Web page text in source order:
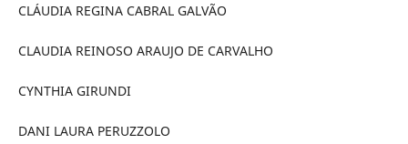
CLÁUDIA REGINA CABRAL GALVÃO
CLAUDIA REINOSO ARAUJO DE CARVALHO
CYNTHIA GIRUNDI
DANI LAURA PERUZZOLO